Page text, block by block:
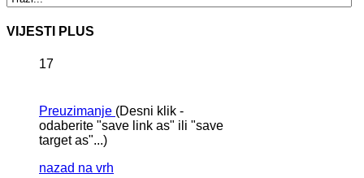
VIJESTI PLUS
17
Preuzimanje (Desni klik -
odaberite "save link as" ili "save
target as"...)
nazad na vrh